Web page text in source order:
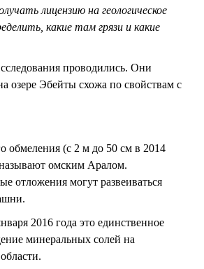
лицензию на геологическое
какие там грязи и какие
проводились. Они
озере Эбейты схожа по свойствам с
обмеления (с 2 м до 50 см в 2014
омским Аралом.
отложения могут развеиваться
2016 года это единственное
минеральных солей на